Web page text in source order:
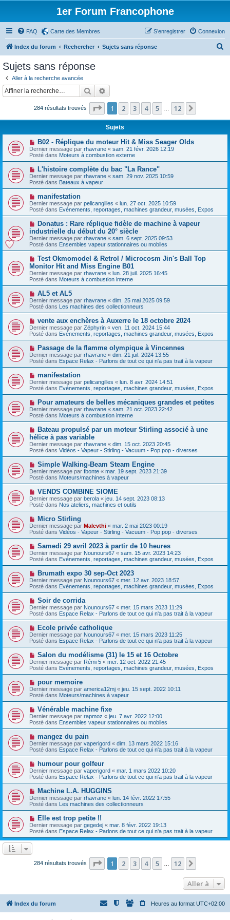
1er Forum Francophone
FAQ Carte des Membres Connexion
S’enregistrer
Index du forum Rechercher Sujets sans réponse
c
Sujets sans réponse
Aller à la recherche avancée
Rechercher
284 résultats trouvés Page 1sur
1 2 3 4 5 12
Sujets
N
o
u
v
e
a
u
m
e
s
s
a
g
e
B02 - Réplique du moteur Hit & Miss Seager Olds
Dernier message par rhavrane « sam. 21 févr. 2026 12:19
Posté dans Moteurs à combustion externe
N
o
u
v
a
u
m
e
s
a
g
e
L'histoire complète du bac "La Rance"
Dernier message par rhavrane « sam. 29 nov. 2025 10:59
Posté dans Bateaux à vapeur
N
o
u
v
e
a
u
m
e
s
s
g
e
manifestation
Dernier message par pelicangilles « lun. 27 oct. 2025 10:59
Posté dans Evénements, reportages, machines grandeur, musées, Expos
N
o
u
v
e
a
m
e
s
g
e
Donatus : Rare réplique fidèle de machine à vapeur
industrielle du début du 20° siècle
Dernier message par rhavrane « sam. 6 sept. 2025 09:53
Posté dans Ensembles vapeur stationnaires ou mobiles
N
u
v
e
a
u
m
e
s
s
g
e
Test Okmomodel & Retrol / Microcosm Jin's Ball Top
Monitor Hit and Miss Engine B01
Dernier message par rhavrane « lun. 28 juil. 2025 16:45
Posté dans Moteurs à combustion interne
N
o
u
v
a
u
m
e
s
a
g
AL5 et AL5
Dernier message par rhavrane « dim. 25 mai 2025 09:59
Posté dans Les machines des collectionneurs
N
o
u
v
e
a
u
m
e
s
s
a
g
e
vente aux enchères à Auxerre le 18 octobre 2024
Dernier message par Zéphyrin « ven. 11 oct. 2024 15:44
Posté dans Evénements, reportages, machines grandeur, musées, Expos
N
o
u
v
a
u
m
e
s
a
g
e
Passage de la flamme olympique à Vincennes
Dernier message par rhavrane « dim. 21 juil. 2024 13:55
Posté dans Espace Relax - Parlons de tout ce qui n'a pas trait à la vapeur
N
o
u
v
e
a
u
m
e
s
a
g
e
manifestation
Dernier message par pelicangilles « lun. 8 avr. 2024 14:51
Posté dans Evénements, reportages, machines grandeur, musées, Expos
N
o
u
v
e
a
u
m
e
s
s
a
g
e
Pour amateurs de belles mécaniques grandes et petites
Dernier message par rhavrane « sam. 21 oct. 2023 22:42
Posté dans Moteurs à combustion interne
N
o
u
v
e
a
u
m
e
s
s
g
e
Bateau propulsé par un moteur Stirling associé à une
hélice à pas variable
Dernier message par rhavrane « dim. 15 oct. 2023 20:45
Posté dans Vidéos - Vapeur - Stirling - Vacuum - Pop pop - diverses
N
o
u
v
e
u
m
e
s
a
g
e
Simple Walking-Beam Steam Engine
Dernier message par fbonte « mar. 19 sept. 2023 21:39
Posté dans Moteurs/machines à vapeur
N
o
u
v
e
a
u
m
e
s
s
a
g
e
VENDS COMBINE SIOME
Dernier message par berola « jeu. 14 sept. 2023 08:13
Posté dans Nos ateliers, machines et outils
N
o
u
v
e
a
u
m
e
s
a
g
e
Micro Stirling
Dernier message par Malevthi « mar. 2 mai 2023 00:19
Posté dans Vidéos - Vapeur - Stirling - Vacuum - Pop pop - diverses
N
o
u
v
e
a
u
m
e
s
s
a
g
e
Samedi 29 avril 2023 à partir de 10 heures
Dernier message par Nounours67 « sam. 15 avr. 2023 14:23
Posté dans Evénements, reportages, machines grandeur, musées, Expos
N
o
u
v
e
a
u
m
e
s
a
g
e
Brumath expo 30 sep-Oct 2023
Dernier message par Nounours67 « mer. 12 avr. 2023 18:57
Posté dans Evénements, reportages, machines grandeur, musées, Expos
N
o
u
v
e
a
u
m
e
s
s
a
g
Soir de corrida
Dernier message par Nounours67 « mer. 15 mars 2023 11:29
Posté dans Espace Relax - Parlons de tout ce qui n'a pas trait à la vapeur
N
o
u
v
e
a
u
m
e
s
s
a
g
e
Ecole privée catholique
Dernier message par Nounours67 « mer. 15 mars 2023 11:25
Posté dans Espace Relax - Parlons de tout ce qui n'a pas trait à la vapeur
N
o
u
v
u
m
e
s
s
a
g
Salon du modélisme (31) le 15 et 16 Octobre
Dernier message par Rémi 5 « mer. 12 oct. 2022 21:45
Posté dans Evénements, reportages, machines grandeur, musées, Expos
N
o
u
v
e
u
m
e
s
s
a
g
e
pour memoire
Dernier message par america12mj « jeu. 15 sept. 2022 10:11
Posté dans Moteurs/machines à vapeur
N
o
u
v
a
u
m
e
s
a
g
e
Vénérable machine fixe
Dernier message par rapmoz « jeu. 7 avr. 2022 12:00
Posté dans Ensembles vapeur stationnaires ou mobiles
N
o
u
v
e
a
u
m
e
s
a
g
e
mangez du pain
Dernier message par vaperigord « dim. 13 mars 2022 15:16
Posté dans Espace Relax - Parlons de tout ce qui n'a pas trait à la vapeur
N
o
u
v
e
a
u
m
e
s
a
g
e
humour pour golfeur
Dernier message par vaperigord « mar. 1 mars 2022 10:20
Posté dans Espace Relax - Parlons de tout ce qui n'a pas trait à la vapeur
N
o
u
v
e
a
u
m
e
g
Machine L.A. HUGGINS
Dernier message par rhavrane « lun. 14 févr. 2022 17:55
Posté dans Les machines des collectionneurs
N
o
u
v
e
m
e
Elle est trop petite !!
Dernier message par gegedej « mar. 8 févr. 2022 19:13
Posté dans Espace Relax - Parlons de tout ce qui n'a pas trait à la vapeur
284 résultats trouvés Page 1sur
1 2 3 4 5 12
Aller à
Index du forum Heures au format UTC+02:00